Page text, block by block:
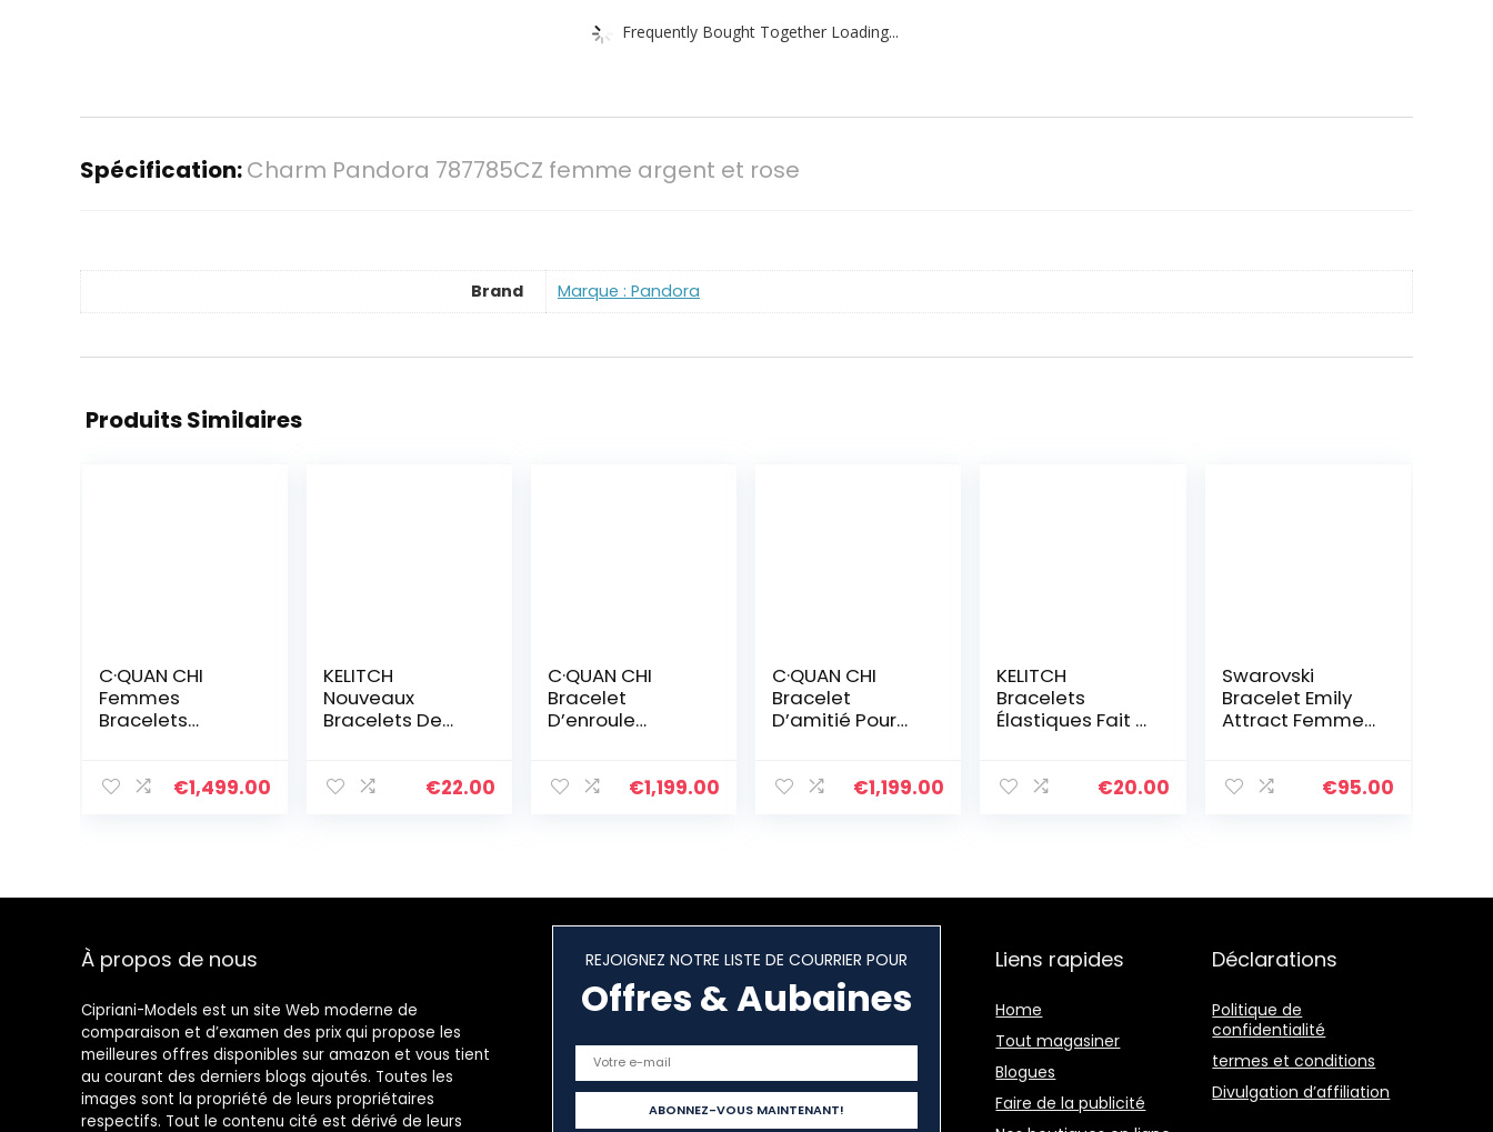
Frequently Bought Together Loading...
Spécification:Charm Pandora 787785CZ femme argent et rose
Brand Marque : Pandora
Produits Similaires
C·QUAN CHI
Femmes
Bracelets
D’amitié€1,499.00
KELITCH
Nouveaux
Bracelets De
D’enveloppant
€22.00
C·QUAN CHI
Bracelet
D’enroule
Bijoux De
Cadeau
D’anniversaire
€1,199.00
C·QUAN CHI
Bracelet
D’amitié Pour
Réglable Bijoux
€1,199.00
KELITCH
Bracelets
Élastiques Fait A
Perles De Tila
€20.00
Swarovski
Bracelet Emily
Attract Femme,
Taille M, Blanc
€95.00
À propos de nous
Cipriani-Models est un site Web moderne de
comparaison et d’examen des prix qui propose les
meilleures offres disponibles sur amazon et vous tient
au courant des derniers blogs ajoutés. Toutes les
images sont la propriété de leurs propriétaires
respectifs. Tout le contenu cité est dérivé de leurs
REJOIGNEZ NOTRE LISTE DE COURRIER POUR
Offres & Aubaines
Liens rapides
Home
Tout magasiner
Blogues
Faire de la publicité
Déclarations
Politique de
confidentialité
termes et conditions
Divulgation d’affiliation